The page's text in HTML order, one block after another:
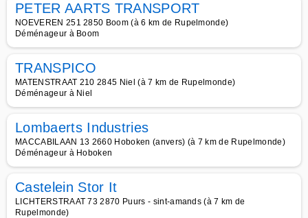
PETER AARTS TRANSPORT
NOEVEREN 251 2850 Boom (à 6 km de Rupelmonde)
Déménageur à Boom
TRANSPICO
MATENSTRAAT 210 2845 Niel (à 7 km de Rupelmonde)
Déménageur à Niel
Lombaerts Industries
MACCABILAAN 13 2660 Hoboken (anvers) (à 7 km de Rupelmonde)
Déménageur à Hoboken
Castelein Stor It
LICHTERSTRAAT 73 2870 Puurs - sint-amands (à 7 km de
Rupelmonde)